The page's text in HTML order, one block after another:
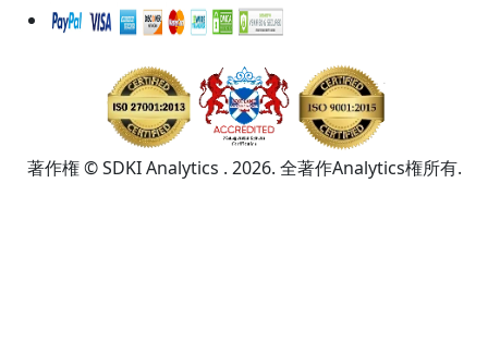
著作権 © SDKI Analytics . 2026. 全著作Analytics権所有.